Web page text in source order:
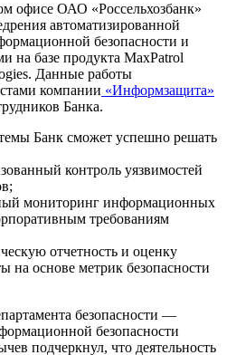
офисе ОАО «Россельхозбанк»
автоматизированной
безопасности и
на базе продукта MaxPatrol
Данные работы
компании «Информзащита»
Банка.
Банк сможет успешно решать
контроль уязвимостей
мониторинг информационных
требованиям
отчетность и оценку
на основе метрик безопасности
безопасности —
безопасности
подчеркнул, что деятельность